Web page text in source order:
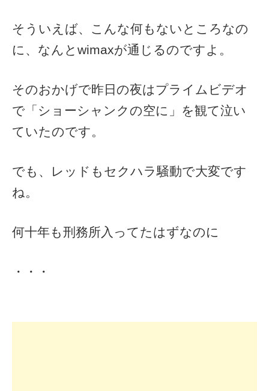
そういえば、こんな何もないところなの
に、なんとwimaxが通じるのですよ。
そのおかげで昨日の夜はプライムビデオ
で「ショーシャンクの空に」を観て泣い
ていたのです。
でも、レッドもセクハラ騒動で大変です
ね。
何十年も刑務所入ってたはずなのに
・・・